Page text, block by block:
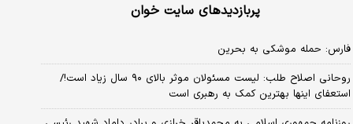
پربازدیدهای سایت خوان
فارس: حمله موشکی به بحرین
روحانی اصلاح طلب: ‌لیست مسئولان موثر بالای ۹۰ سال زیاد است!/
استعفای اینها بهترین کمک به رهبری است